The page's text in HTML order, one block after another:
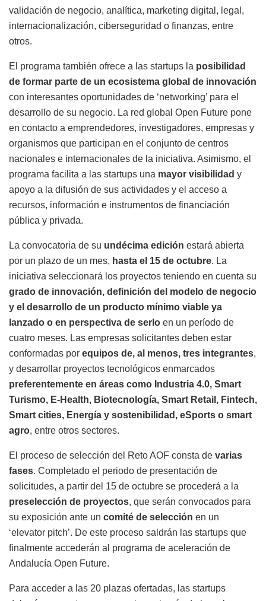
validación de negocio, analítica, marketing digital, legal,
internacionalización, ciberseguridad o finanzas, entre
otros.
El programa también ofrece a las startups la posibilidad
de formar parte de un ecosistema global de innovación
con interesantes oportunidades de ‘networking’ para el
desarrollo de su negocio. La red global Open Future pone
en contacto a emprendedores, investigadores, empresas y
organismos que participan en el conjunto de centros
nacionales e internacionales de la iniciativa. Asimismo, el
programa facilita a las startups una mayor visibilidad y
apoyo a la difusión de sus actividades y el acceso a
recursos, información e instrumentos de financiación
pública y privada.
La convocatoria de su undécima edición estará abierta
por un plazo de un mes, hasta el 15 de octubre. La
iniciativa seleccionará los proyectos teniendo en cuenta su
grado de innovación, definición del modelo de negocio
y el desarrollo de un producto mínimo viable ya
lanzado o en perspectiva de serlo en un período de
cuatro meses. Las empresas solicitantes deben estar
conformadas por equipos de, al menos, tres integrantes,
y desarrollar proyectos tecnológicos enmarcados
preferentemente en áreas como Industria 4.0, Smart
Turismo, E-Health, Biotecnología, Smart Retail, Fintech,
Smart cities, Energía y sostenibilidad, eSports o smart
agro, entre otros sectores.
El proceso de selección del Reto AOF consta de varias
fases. Completado el periodo de presentación de
solicitudes, a partir del 15 de octubre se procederá a la
preselección de proyectos, que serán convocados para
su exposición ante un comité de selección en un
‘elevator pitch’. De este proceso saldrán las startups que
finalmente accederán al programa de aceleración de
Andalucía Open Future.
Para acceder a las 20 plazas ofertadas, las startups